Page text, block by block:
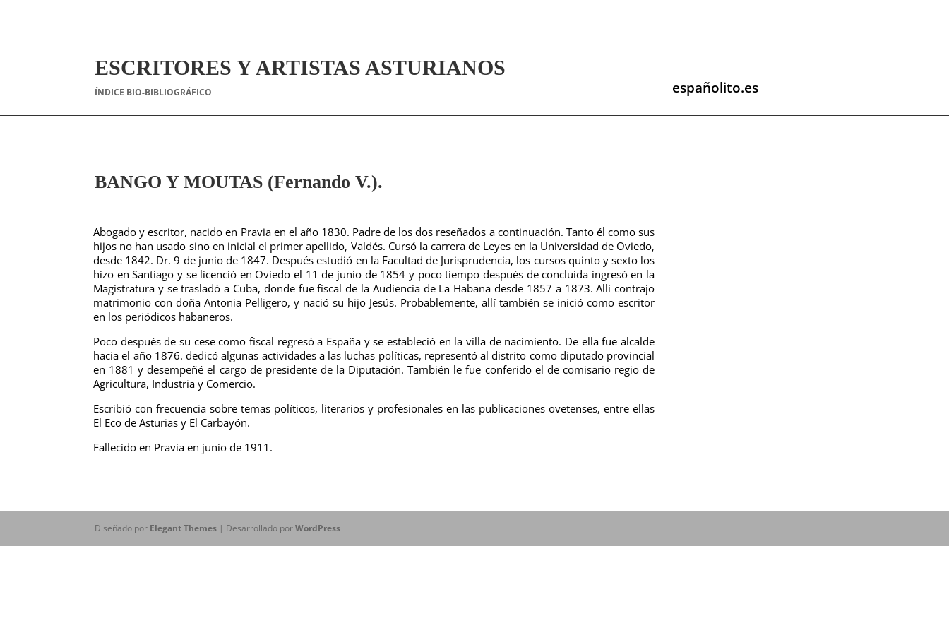
ESCRITORES Y ARTISTAS ASTURIANOS
ÍNDICE BIO-BIBLIOGRÁFICO españolito.es
BANGO Y MOUTAS (Fernando V.).
Abogado y escritor, nacido en Pravia en el año 1830. Padre de los dos reseñados a continuación. Tanto él como sus
hijos no han usado sino en inicial el primer apellido, Valdés. Cursó la carrera de Leyes en la Universidad de Oviedo,
desde 1842. Dr. 9 de junio de 1847. Después estudió en la Facultad de Jurisprudencia, los cursos quinto y sexto los
hizo en Santiago y se licenció en Oviedo el 11 de junio de 1854 y poco tiempo después de concluida ingresó en la
Magistratura y se trasladó a Cuba, donde fue fiscal de la Audiencia de La Habana desde 1857 a 1873. Allí contrajo
matrimonio con doña Antonia Pelligero, y nació su hijo Jesús. Probablemente, allí también se inició como escritor
en los periódicos habaneros.
Poco después de su cese como fiscal regresó a España y se estableció en la villa de nacimiento. De ella fue alcalde
hacia el año 1876. dedicó algunas actividades a las luchas políticas, representó al distrito como diputado provincial
en 1881 y desempeñé el cargo de presidente de la Diputación.También le fue conferido el de comisario regio de
Agricultura, Industria y Comercio.
Escribió con frecuencia sobre temas políticos, literarios y profesionales en las publicaciones ovetenses, entre ellas
El Eco de Asturias y El Carbayón.
Fallecido en Pravia en junio de 1911.
Diseñado por Elegant Themes | Desarrollado porWordPress